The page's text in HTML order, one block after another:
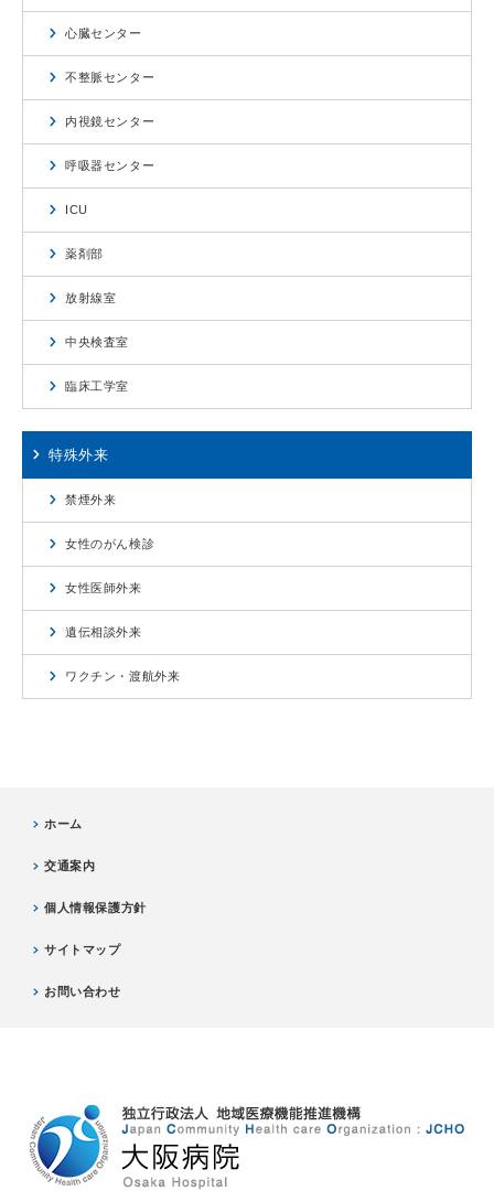
心臓センター
不整脈センター
内視鏡センター
呼吸器センター
ICU
薬剤部
放射線室
中央検査室
臨床工学室
特殊外来
禁煙外来
女性のがん検診
女性医師外来
遺伝相談外来
ワクチン・渡航外来
ホーム
交通案内
個人情報保護方針
サイトマップ
お問い合わせ